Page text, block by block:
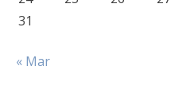
31
« Mar